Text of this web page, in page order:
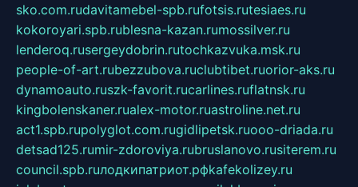
sko.com.rudavitamebel-spb.rufotsis.rutesiaes.ru
kokoroyari.spb.rublesna-kazan.rumossilver.ru
lenderoq.rusergeydobrin.rutochkazvuka.msk.ru
people-of-art.rubezzubova.ruclubtibet.ruorior-aks.ru
dynamoauto.ruszk-favorit.rucarlines.ruflatnsk.ru
kingbolenskaner.rualex-motor.ruastroline.net.ru
act1.spb.rupolyglot.com.rugidlipetsk.ruooo-driada.ru
detsad125.rumir-zdoroviya.rubruslanovo.rusiterem.ru
council.spb.ruлодкипатриот.рфkafekolizey.ru